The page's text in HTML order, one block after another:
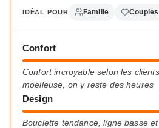
IDÉAL POUR Famille Couples
Confort
Confort incroyable selon les
moelleuse, on y reste des heures
Design
Bouclette tendance, ligne basse